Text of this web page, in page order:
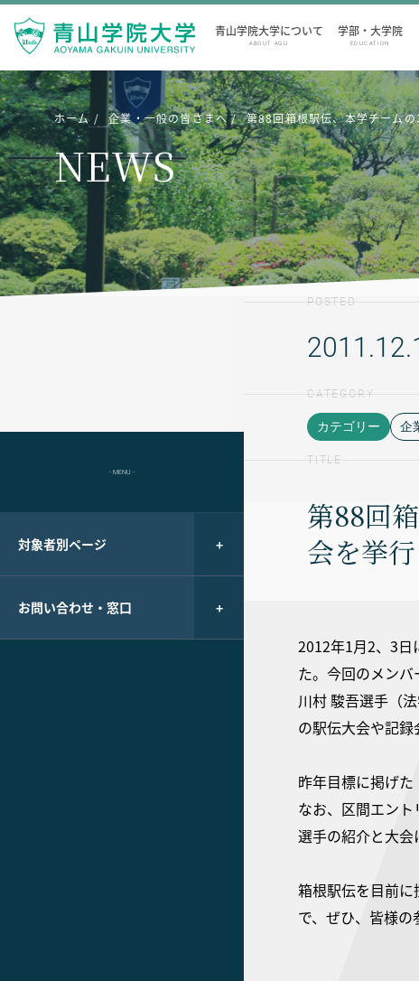
青山学院大学について
ABOUT AGU
学部・大学院
EDUCATION
ホーム 企業・一般の皆さまへ 第88回箱根駅伝、本学チーム
NEWS
- MENU -
対象者別ページ
お問い合わせ・窓口
POSTED
CATEGORY
カテゴリー 企
TITLE
第88回
会を挙行
2012年1月2、3日
た。今回のメン
川村 駿吾選手（
の駅伝大会や記録
昨年目標に掲げた
なお、区間エント
選手の紹介と大会
箱根駅伝を目前
で、ぜひ、皆様の